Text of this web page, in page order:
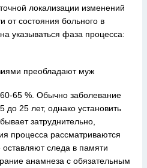
локализации изменений
от состояния больного в
указываться фаза процесса:
преобладают муж
65 %. Обычно заболевание
до 25 лет, однако установить
затруднительно,
процесса рассматриваются
оставляют следа в памяти
анамнеза с обязательным